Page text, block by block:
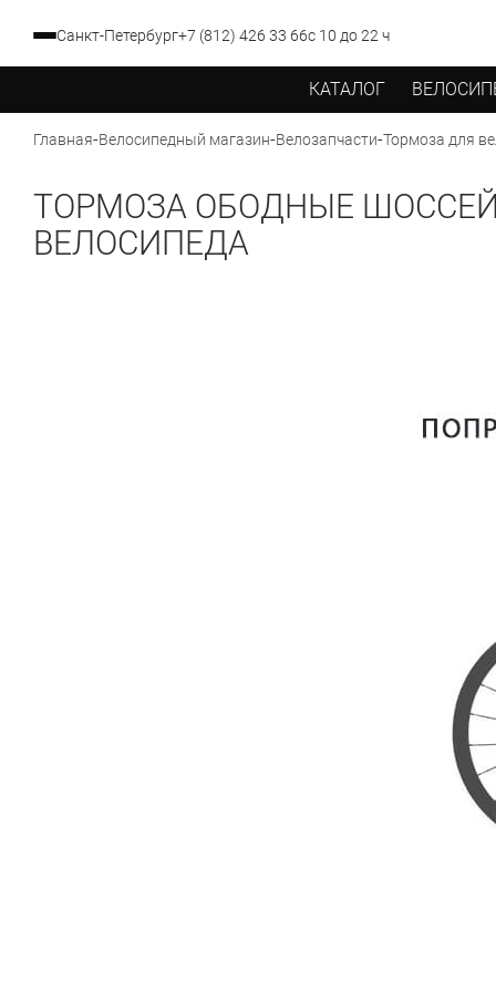
Санкт-Петербург+7 (812) 426 33 66с 10 до 22 ч
КАТАЛОГ
Главная-Велосипедный магазин-Велозапчасти-Тормоза для
ТОРМОЗА ОБОДНЫЕ
ВЕЛОСИПЕДА